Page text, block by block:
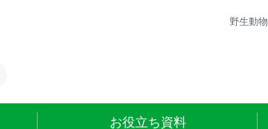
野生動
お役立ち資料